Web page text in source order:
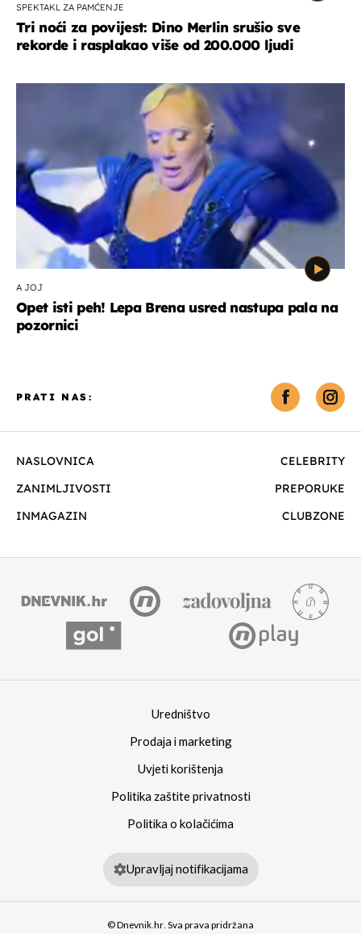
SPEKTAKL ZA PAMĆENJE
Tri noći za povijest: Dino Merlin srušio sve
rekorde i rasplakao više od 200.000 ljudi
A JOJ
Opet isti peh! Lepa Brena usred nastupa pala na
pozornici
NASLOVNICA
CELEBRITY
ZANIMLJIVOSTI
PREPORUKE
INMAGAZIN
CLUBZONE
PRATI NAS:
Uredništvo
Prodaja i marketing
Uvjeti korištenja
Politika zaštite privatnosti
Politika o kolačićima
Upravljaj notifikacijama
© Dnevnik.hr. Sva prava pridržana